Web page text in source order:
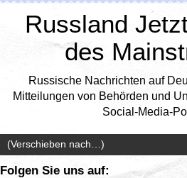
Russland
des
Russische Nachrichten auf
Mitteilungen von Behörden und
Social-Media-
Folgen Sie uns auf: